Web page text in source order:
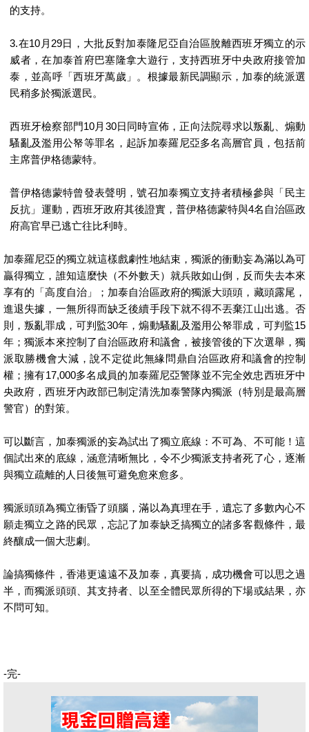
的支持。
3.在10 月 29日，大批反對加泰隆尼亞自治區脫離西班牙獨立的示
威者，在加泰首府巴塞隆拿大遊行，支持西班牙中央政府接管加
泰，並高呼「西班牙萬歲」。根據最新民調顯示，加泰的統派選
民稍多於獨派選民。
西班牙檢察部門10月 30日同時宣佈，正向法院尋求以叛亂、煽動
騷亂及濫用公帑等罪名，起訴加泰羅尼亞多名高層官員，包括前
主席普伊格德蒙特。
普伊格德蒙特曾發表聲明，號召加泰獨立支持者積極參與「民主
反抗」運動，西班牙政府其後證實，普伊格德蒙特與4名自治區政
府高官早已逃亡往比利時。
加泰羅尼亞的獨立就這樣戲劇性地結束，獨派的衝動妄為滿以為可
贏得獨立，誰知這麼快（不外數天）就兵敗如山倒，反而失去本來
享有的「高度自治」；加泰自治區政府的獨派大頭頭，藏頭露尾，
進退失據，一無所得而缺乏後續手段下就不得不丟棄江山出逃。否
則，叛亂罪成，可判監30年，煽動騷亂及濫用公帑罪成，可判監15
年；獨派本來控制了自治區政府和議會，被接管後的下次選舉，獨
派取勝機會大減，說不定從此無緣問鼎自治區政府和議會的控制
權；擁有17,000多名成員的加泰羅尼亞警隊並不完全效忠西班牙中
央政府，西班牙內政部已制定清洗加泰警隊內獨派（特別是最高層
警官）的對策。
可以斷言，加泰獨派的妄為試出了獨立底線：不可為、不可能！這
個試出來的底線，涵意清晰無比，令不少獨派支持者死了心，逐漸
與獨立疏離的人日後無可避免愈來愈多。
獨派頭頭為獨立衝昏了頭腦，滿以為真理在手，遺忘了多數內心不
願走獨立之路的民眾，忘記了加泰缺乏搞獨立的諸多客觀條件，最
終釀成一個大悲劇。
論搞獨條件，香港更遠遠不及加泰，真要搞，成功機會可以思之過
半，而獨派頭頭、其支持者、以至全體民眾所得的下場或結果，亦
不問可知。
-完-